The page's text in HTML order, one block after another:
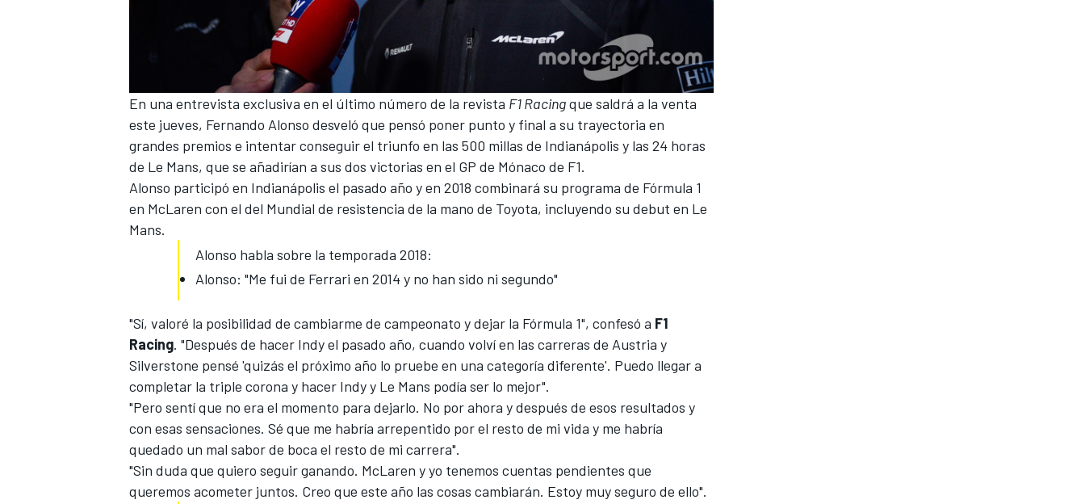
MÁS CATEGORÍAS
En una entrevista exclusiva en el último número de la revista F1 Racingque saldrá a la venta
este jueves, Fernando Alonso desveló que pensó poner punto y final a su trayectoria en
grandes premios e intentar conseguir el triunfo en las 500 millas de Indianápolis y las 24 horas
de Le Mans, que se añadirían a sus dos victorias en el GP de Mónaco de F1.
Alonso participó en Indianápolis el pasado año y en 2018 combinará su programa de Fórmula 1
en McLaren con el del Mundial de resistencia de la mano de Toyota, incluyendo su debut en Le
Mans.
Alonso habla sobre la temporada 2018:
Alonso: "Me fui de Ferrari en 2014 y no han sido ni segundo"
"Sí, valoré la posibilidad de cambiarme de campeonato y dejar la Fórmula 1", confesó a F1
Racing. "Después de hacer Indy el pasado año, cuando volví en las carreras de Austria y
Silverstone pensé 'quizás el próximo año lo pruebe en una categoría diferente'. Puedo llegar a
completar la triple corona y hacer Indy y Le Mans podía ser lo mejor".
"Pero sentí que no era el momento para dejarlo. No por ahora y después de esos resultados y
con esas sensaciones. Sé que me habría arrepentido por el resto de mi vida y me habría
quedado un mal sabor de boca el resto de mi carrera".
"Sin duda que quiero seguir ganando. McLaren y yo tenemos cuentas pendientes que
queremos acometer juntos. Creo que este año las cosas cambiarán. Estoy muy seguro de ello".